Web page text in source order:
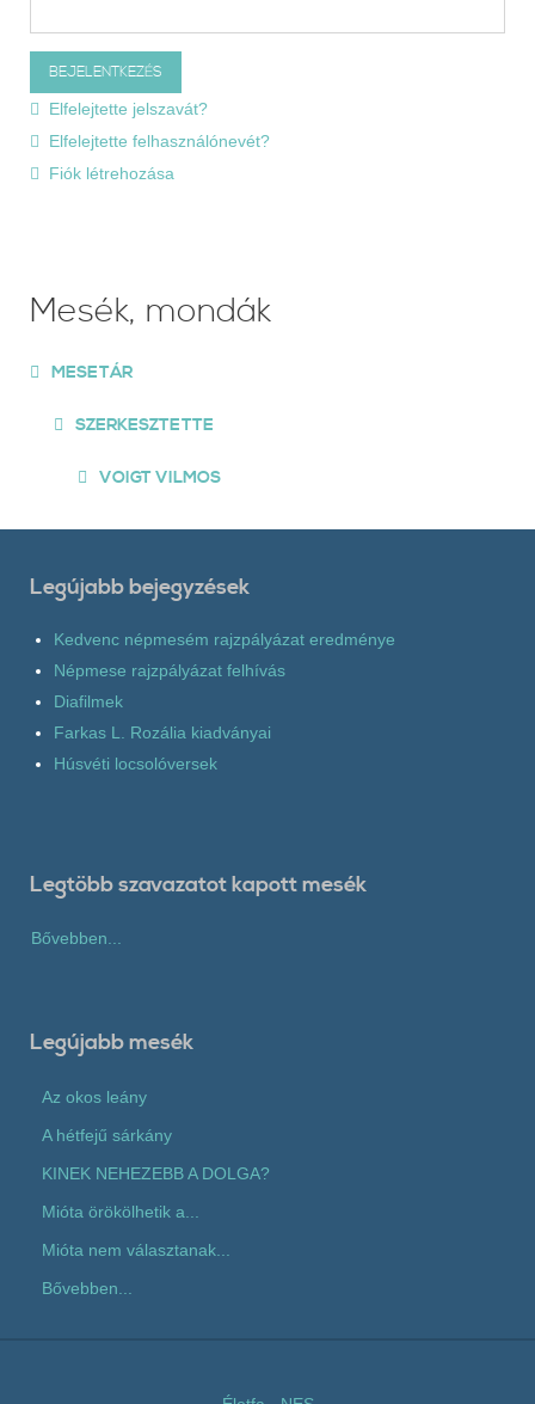
Elfelejtette jelszavát?
Elfelejtette felhasználónevét?
Fiók létrehozása
Mesék, mondák
MESETÁR
SZERKESZTETTE
VOIGT VILMOS
Legújabb bejegyzések
Kedvenc népmesém rajzpályázat eredménye
Népmese rajzpályázat felhívás
Diafilmek
Farkas L. Rozália kiadványai
Húsvéti locsolóversek
Legtöbb szavazatot kapott mesék
Bővebben...
Legújabb mesék
Az okos leány
A hétfejű sárkány
KINEK NEHEZEBB A DOLGA?
Mióta örökölhetik a...
Mióta nem választanak...
Bővebben...